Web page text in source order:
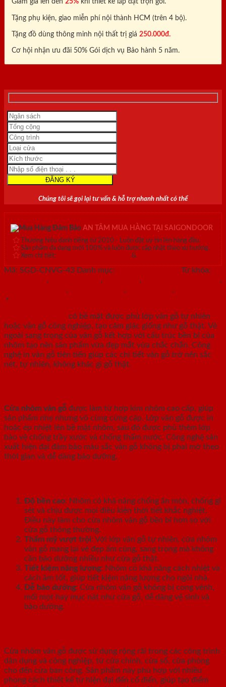
Tặng phụ kiện, giao miễn phí nội thành HCM (trên 4 bộ).
Tặng đồ dùng thông minh nội thất trị giá 250.000đ.
Cơ hội nhận ưu đãi 50% Gói dịch vụ Bảo hành 5 năm.
Chúng tôi sẽ gọi lại tư vấn & hỗ trợ nhanh nhất có thể
AN TÂM MUA HÀNG TẠI SAIGONDOOR
Thương hiệu danh tiếng từ 2010 - Luôn đặt uy tín lên hàng đầu.
Sản phẩm đa dạng mới 100% và luôn được cập nhật theo xu hướng.
Xem chi tiết:
&
Mã: SGD-CNVG-43 Danh mục:
Từ khóa:
, , ,
,
, , ,
có bề mặt được phủ lớp vân gỗ tự nhiên
hoặc vân gỗ công nghiệp, tạo cảm giác giống như gỗ thật. Vẻ
ngoài sang trọng của vân gỗ kết hợp với cấu trúc bền bỉ của
nhôm tạo nên sản phẩm vừa đẹp mắt vừa chắc chắn. Công
nghệ in vân gỗ tiên tiến giúp các chi tiết vân gỗ trở nên sắc
nét, tự nhiên, không khác gì gỗ thật.
Cửa nhôm vân gỗ được làm từ hợp kim nhôm cao cấp, giúp
sản phẩm nhẹ nhưng vô cùng cứng cáp. Lớp vân gỗ được in
hoặc ép nhiệt lên bề mặt nhôm, sau đó được phủ thêm lớp
bảo vệ chống trầy xước và chống thấm nước. Công nghệ sản
xuất hiện đại đảm bảo màu sắc vân gỗ không bị phai mờ theo
thời gian và dễ dàng bảo dưỡng.
Độ bền cao: Nhôm có khả năng chống ăn mòn, chống gỉ
sét và chịu được mọi điều kiện thời tiết khắc nghiệt.
Điều này làm cho cửa nhôm vân gỗ bền bỉ hơn so với
cửa gỗ thông thường.
Thẩm mỹ vượt trội: Với lớp vân gỗ tự nhiên, cửa nhôm
vân gỗ mang lại vẻ đẹp ấm cúng, sang trọng mà không
cần bảo dưỡng nhiều như cửa gỗ thật.
Tiết kiệm năng lượng: Nhôm có khả năng cách nhiệt và
cách âm tốt, giúp tiết kiệm năng lượng cho ngôi nhà.
Dễ bảo dưỡng: Cửa nhôm vân gỗ không bị cong vênh,
mối mọt hay mục nát như cửa gỗ, dễ dàng vệ sinh và
bảo dưỡng.
Cửa nhôm vân gỗ được sử dụng rộng rãi trong các công trình
dân dụng và công nghiệp, từ cửa chính, cửa sổ, cửa phòng
cho đến cửa ban công. Sản phẩm này phù hợp với nhiều
phong cách thiết kế từ hiện đại đến cổ điển, giúp tạo điểm